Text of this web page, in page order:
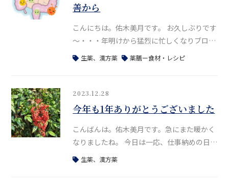
ータをあげながら解説されているのもみ
善から
こんにちは。佑木美月です。 お久しぶりです
～・・・年明けから猛烈に忙しくなりブログ
の更新ができませんでした。新たにフリーラ
トに参画することになり、本業もあるので休
みがなくなってしまい、やっと今日、午後か
改めてすぐに取り組める「解毒」「デトック
ス」方法につ
生薬、漢方薬 薬膳ー食材・レシピ
2023.12.28
今年も1年ありがとうございました
こんばんは。佑木美月です。急にまた暖かく
なりましたね。 今日は一応、仕事納めの日で
一日バタバタしていました。 天河神社さんか
生薬、漢方薬